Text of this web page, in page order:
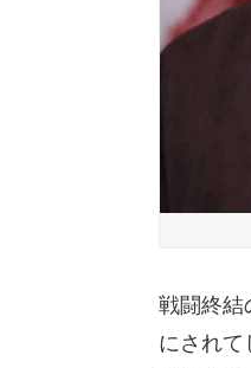
戦闘終結
にされて